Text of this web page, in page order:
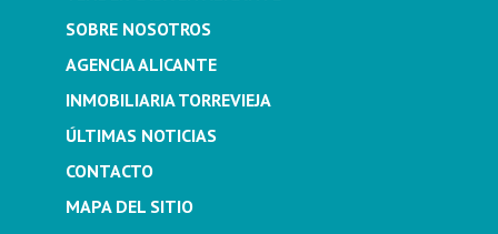
SOBRE NOSOTROS
AGENCIA ALICANTE
INMOBILIARIA TORREVIEJA
ÚLTIMAS NOTICIAS
CONTACTO
MAPA DEL SITIO